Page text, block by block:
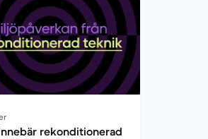
rekonditionerad